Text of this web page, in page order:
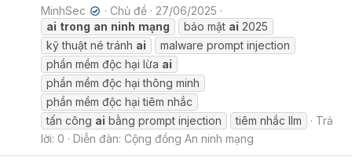
MinhSec ✔ Chủ đề
27/06/2025
ai trong an ninh mạng bảo mật ai 2025
kỹ thuật né tránh ai
malware prompt injection
phần mềm độc hại lừa ai
phần mềm độc hại thông minh
phần mềm độc hại tiêm nhắc
tấn công ai bằng prompt injection tiêm nhắc llm
Trả
lời: 0
Diễn đàn: Cộng đồng An ninh mạng